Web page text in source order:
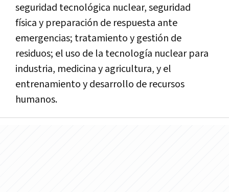
seguridad tecnológica nuclear, seguridad
física y preparación de respuesta ante
emergencias; tratamiento y gestión de
residuos; el uso de la tecnología nuclear para
industria, medicina y agricultura, y el
entrenamiento y desarrollo de recursos
humanos.